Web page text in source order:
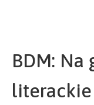
BDM: Na